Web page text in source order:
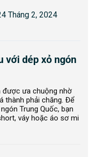
Tháng 2, 2024
với dép xỏ ngón
được ưa chuộng nhờ
thành phải chăng. Để
Trung Quốc, bạn
váy hoặc áo sơ mi